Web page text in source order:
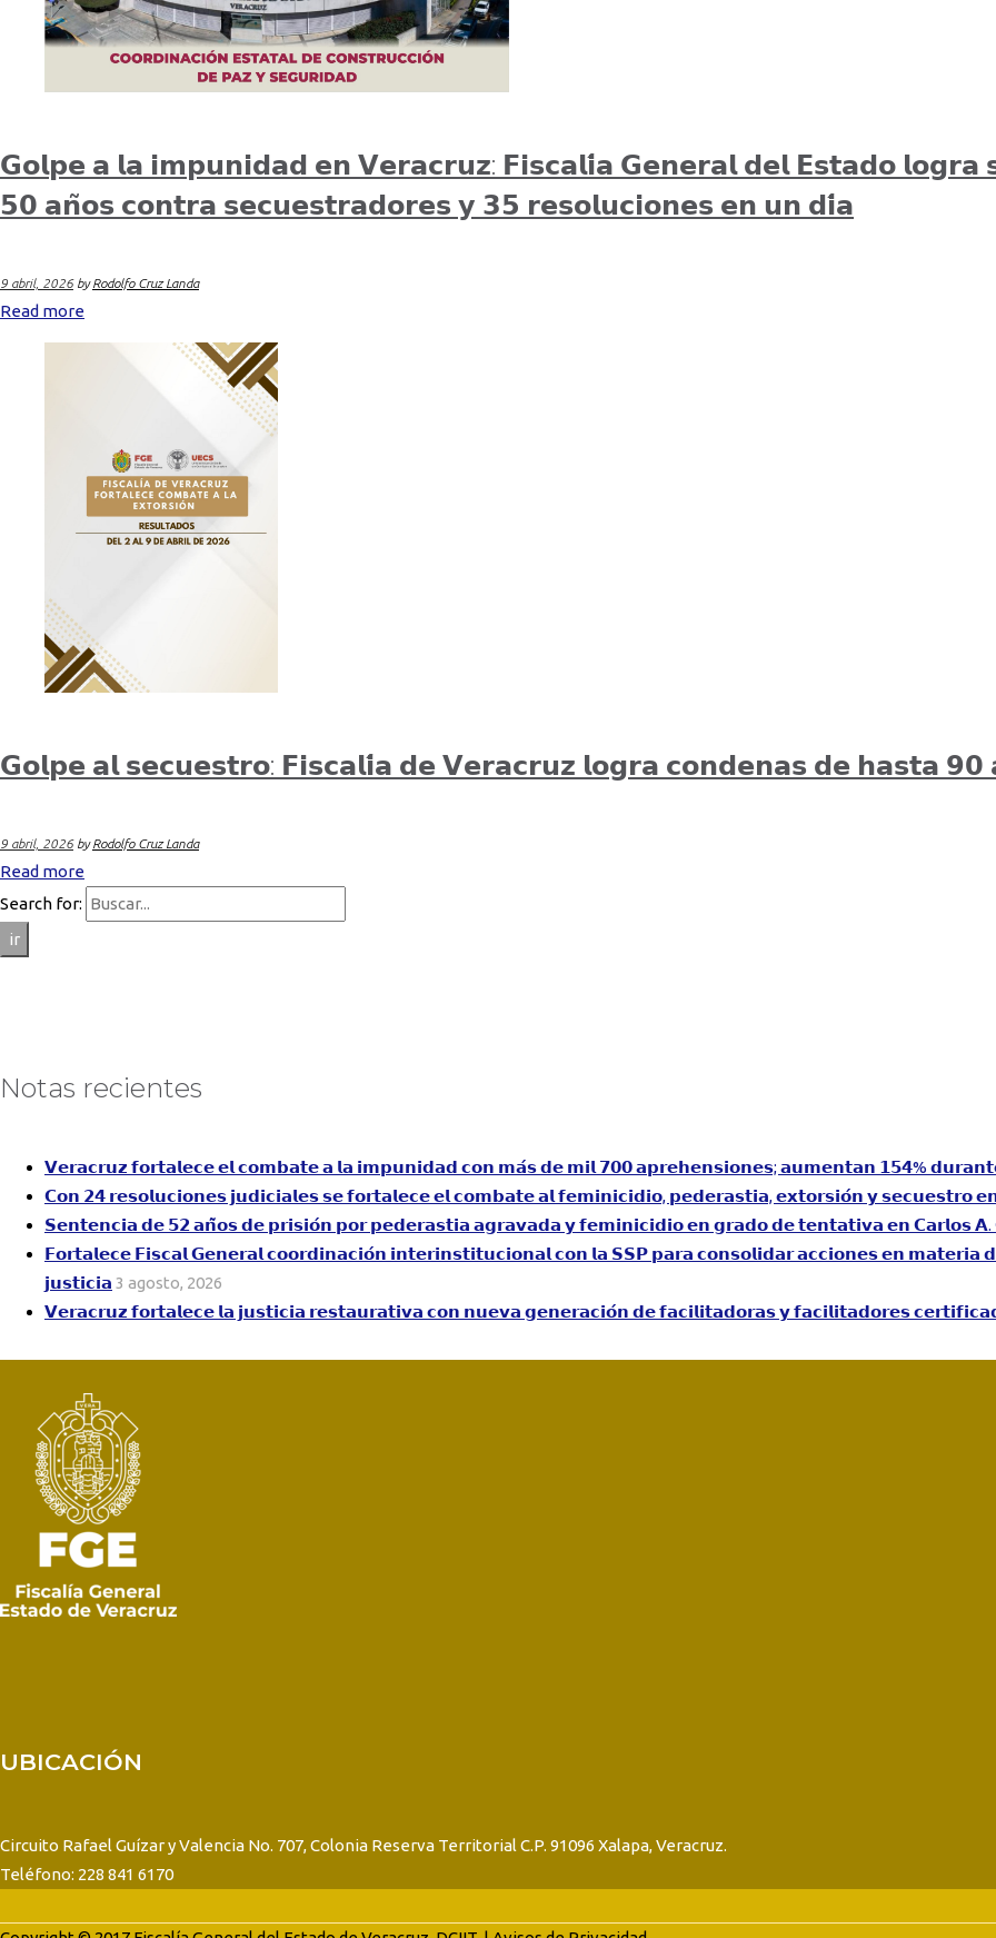
𝗚𝗼𝗹𝗽𝗲 𝗮 𝗹𝗮 𝗶𝗺𝗽𝘂𝗻𝗶𝗱𝗮𝗱 𝗲𝗻 𝗩𝗲𝗿𝗮𝗰𝗿𝘂𝘇: 𝗙𝗶𝘀𝗰𝗮𝗹𝗶́𝗮 𝗚𝗲𝗻𝗲𝗿𝗮𝗹 𝗱𝗲𝗹 𝗘𝘀𝘁𝗮𝗱𝗼
𝟱𝟬 𝗮𝗻̃𝗼𝘀 𝗰𝗼𝗻𝘁𝗿𝗮 𝘀𝗲𝗰𝘂𝗲𝘀𝘁𝗿𝗮𝗱𝗼𝗿𝗲𝘀 𝘆 𝟯𝟱 𝗿𝗲𝘀𝗼𝗹𝘂𝗰𝗶𝗼𝗻𝗲𝘀 𝗲𝗻 𝘂𝗻 𝗱𝗶́𝗮
9 abril, 2026 byRodolfo Cruz Landa
Read more
𝗚𝗼𝗹𝗽𝗲 𝗮𝗹 𝘀𝗲𝗰𝘂𝗲𝘀𝘁𝗿𝗼: 𝗙𝗶𝘀𝗰𝗮𝗹𝗶́𝗮 𝗱𝗲 𝗩𝗲𝗿𝗮𝗰𝗿𝘂𝘇 𝗹𝗼𝗴𝗿𝗮 𝗰𝗼𝗻𝗱𝗲𝗻𝗮𝘀 𝗱𝗲 𝗵𝗮𝘀𝘁𝗮 𝟵𝟬
9 abril, 2026 byRodolfo Cruz Landa
Read more
Search for:
ir
Notas recientes
𝗩𝗲𝗿𝗮𝗰𝗿𝘂𝘇 𝗳𝗼𝗿𝘁𝗮𝗹𝗲𝗰𝗲 𝗲𝗹 𝗰𝗼𝗺𝗯𝗮𝘁𝗲 𝗮 𝗹𝗮 𝗶𝗺𝗽𝘂𝗻𝗶𝗱𝗮𝗱 𝗰𝗼𝗻 𝗺𝗮́𝘀 𝗱𝗲 𝗺𝗶𝗹 𝟳𝟬𝟬 𝗮𝗽𝗿𝗲𝗵𝗲𝗻𝘀𝗶𝗼𝗻𝗲𝘀; 𝗮𝘂𝗺𝗲𝗻𝘁𝗮𝗻 𝟭𝟱𝟰%
𝗖𝗼𝗻 𝟮𝟰 𝗿𝗲𝘀𝗼𝗹𝘂𝗰𝗶𝗼𝗻𝗲𝘀 𝗷𝘂𝗱𝗶𝗰𝗶𝗮𝗹𝗲𝘀 𝘀𝗲 𝗳𝗼𝗿𝘁𝗮𝗹𝗲𝗰𝗲 𝗲𝗹 𝗰𝗼𝗺𝗯𝗮𝘁𝗲 𝗮𝗹 𝗳𝗲𝗺𝗶𝗻𝗶𝗰𝗶𝗱𝗶𝗼, 𝗽𝗲𝗱𝗲𝗿𝗮𝘀𝘁𝗶𝗮, 𝗲𝘅𝘁𝗼𝗿𝘀𝗶𝗼́𝗻 𝘆 𝘀𝗲𝗰𝘂𝗲𝘀𝘁𝗿𝗼
𝗦𝗲𝗻𝘁𝗲𝗻𝗰𝗶𝗮 𝗱𝗲 𝟱𝟮 𝗮𝗻̃𝗼𝘀 𝗱𝗲 𝗽𝗿𝗶𝘀𝗶𝗼́𝗻 𝗽𝗼𝗿 𝗽𝗲𝗱𝗲𝗿𝗮𝘀𝘁𝗶𝗮 𝗮𝗴𝗿𝗮𝘃𝗮𝗱𝗮 𝘆 𝗳𝗲𝗺𝗶𝗻𝗶𝗰𝗶𝗱𝗶𝗼 𝗲𝗻 𝗴𝗿𝗮𝗱𝗼 𝗱𝗲 𝘁𝗲𝗻𝘁𝗮𝘁𝗶𝘃𝗮 𝗲𝗻 𝗖𝗮𝗿𝗹𝗼𝘀 𝗔.
𝗙𝗼𝗿𝘁𝗮𝗹𝗲𝗰𝗲 𝗙𝗶𝘀𝗰𝗮𝗹 𝗚𝗲𝗻𝗲𝗿𝗮𝗹 𝗰𝗼𝗼𝗿𝗱𝗶𝗻𝗮𝗰𝗶𝗼́𝗻 𝗶𝗻𝘁𝗲𝗿𝗶𝗻𝘀𝘁𝗶𝘁𝘂𝗰𝗶𝗼𝗻𝗮𝗹 𝗰𝗼𝗻 𝗹𝗮 𝗦𝗦𝗣 𝗽𝗮𝗿𝗮 𝗰𝗼𝗻𝘀𝗼𝗹𝗶𝗱𝗮𝗿 𝗮𝗰𝗰𝗶𝗼𝗻𝗲𝘀 𝗲𝗻
𝗷𝘂𝘀𝘁𝗶𝗰𝗶𝗮 3 agosto, 2026
𝗩𝗲𝗿𝗮𝗰𝗿𝘂𝘇 𝗳𝗼𝗿𝘁𝗮𝗹𝗲𝗰𝗲 𝗹𝗮 𝗷𝘂𝘀𝘁𝗶𝗰𝗶𝗮 𝗿𝗲𝘀𝘁𝗮𝘂𝗿𝗮𝘁𝗶𝘃𝗮 𝗰𝗼𝗻 𝗻𝘂𝗲𝘃𝗮 𝗴𝗲𝗻𝗲𝗿𝗮𝗰𝗶𝗼́𝗻 𝗱𝗲 𝗳𝗮𝗰𝗶𝗹𝗶𝘁𝗮𝗱𝗼𝗿𝗮𝘀 𝘆 𝗳𝗮𝗰𝗶𝗹𝗶𝘁𝗮𝗱𝗼𝗿𝗲𝘀
UBICACIÓN
Circuito Rafael Guízar y Valencia No. 707, Colonia Reserva Territorial C.P. 91096 Xalapa, Veracruz.
Teléfono: 228 841 6170